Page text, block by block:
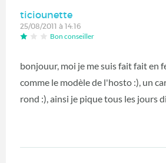
ticiounette
25/08/2011 à 14:16
Bon conseiller
bonjouur, moi je me suis fait fait en
comme le modèle de l'hosto :), un
rond :), ainsi je pique tous les jours